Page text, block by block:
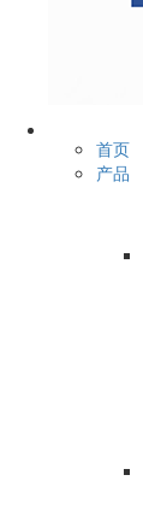
首页
产品